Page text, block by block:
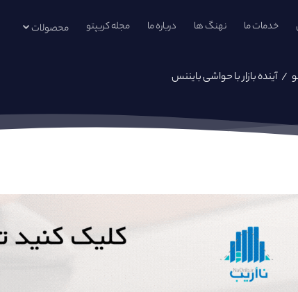
خدمات ما نهنگ ها درباره ما مجله کریپتو محصولات
/آینده بازار با حواشی بایننس